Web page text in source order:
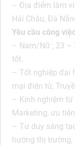
– Địa điểm làm
Hải Châu, Đà
Yêu cầu công
– Nam/Nữ ; 23 –
tốt.
– Tốt nghiệp đại
mại điện tử,
– Kinh nghiệm
Marketing, ưu
– Tư duy sáng
hướng thị trường,